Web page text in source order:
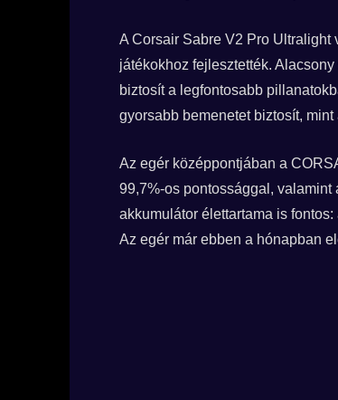
A Corsair Sabre V2 Pro
játékokhoz fejlesztették.
biztosít a legfontosabb
gyorsabb bemenetet biztosít,
Az egér középpontjában a
99,7%-os pontossággal,
akkumulátor élettartama is
Az egér már ebben a hónapban